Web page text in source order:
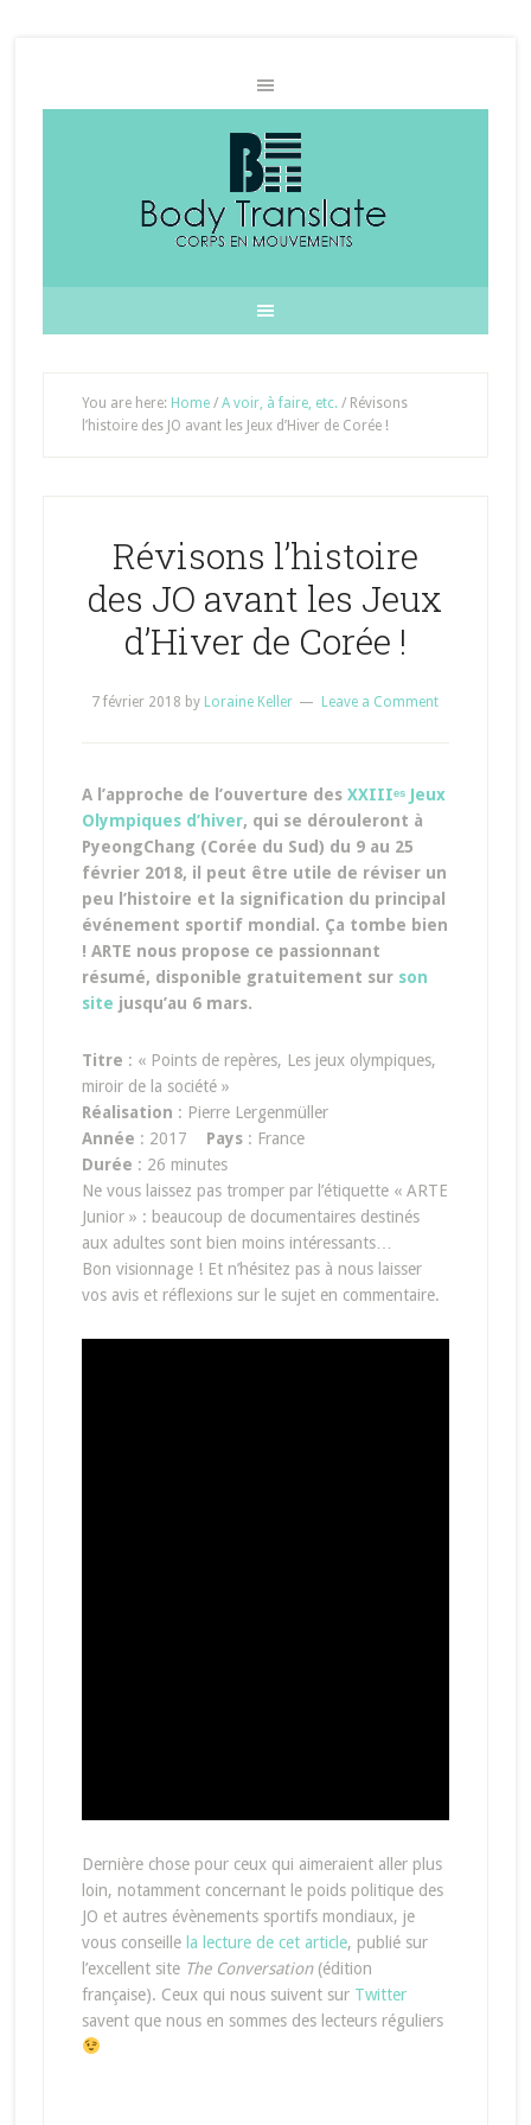
You are here: Home / A voir, à faire, etc. /Révisons
l’histoire des JO avant les Jeux d’Hiver de Corée !
Révisons l’histoire
des JO avant les Jeux
d’Hiver de Corée !
7 février 2018 by Loraine Keller Leave a Comment
A l’approche de l’ouverture des XXIIIᵉˢ Jeux
Olympiques d’hiver, qui se dérouleront à
PyeongChang (Corée du Sud) du 9 au 25
février 2018, il peut être utile de réviser un
peu l’histoire et la signification du principal
événement sportif mondial. Ça tombe bien
! ARTE nous propose ce passionnant
résumé, disponible gratuitement sur son
site jusqu’au 6 mars.
Titre : « Points de repères, Les jeux olympiques,
miroir de la société »
Réalisation : Pierre Lergenmüller
Année : 2017 Pays: France
Durée : 26 minutes
Ne vous laissez pas tromper par l’étiquette « ARTE
Junior » : beaucoup de documentaires destinés
aux adultes sont bien moins intéressants…
Bon visionnage ! Et n’hésitez pas à nous laisser
vos avis et réflexions sur le sujet en commentaire.
Dernière chose pour ceux qui aimeraient aller plus
loin, notamment concernant le poids politique des
JO et autres évènements sportifs mondiaux, je
vous conseille la lecture de cet article, publié sur
l’excellent site The Conversation(édition
française). Ceux qui nous suivent sur Twitter
savent que nous en sommes des lecteurs réguliers